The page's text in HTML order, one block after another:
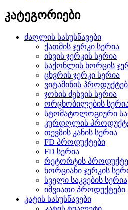
კატეგორიები
ძაღლის სასუსნავები
ქათმის ჯერკი სერია
იხვის ჯერკის სერია
საქონლის ხორცის
ცხვრის ჯერკი სერია
ვიტამინის
ჯოხის ძეხვის სერია
ორცხობილების
სტომატოლოგიური
კურდღლის
თევზის კანის სერია
FD პროდუქტები
FD სერია
რეტორტის
ხორციანი ჯერკის
სველი საკვების სერია
იშვიათი პროდუქტები
კატის სასუსნავები